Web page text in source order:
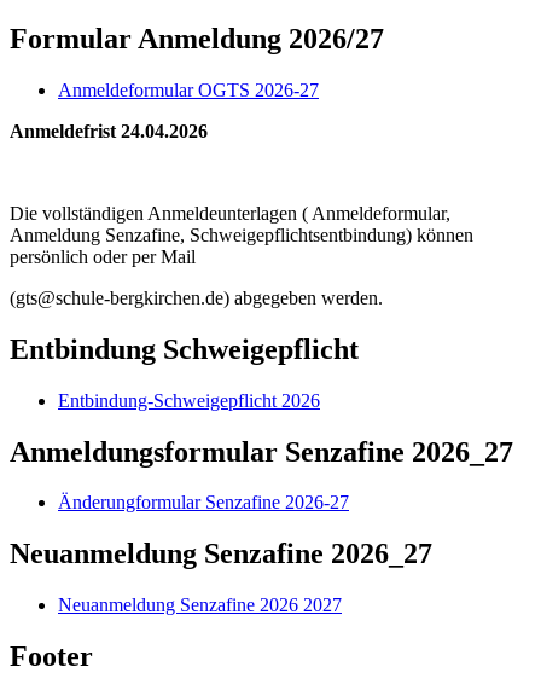
Formular Anmeldung 2026/27
Anmeldeformular OGTS 2026-27
Anmeldefrist 24.04.2026
Die vollständigen Anmeldeunterlagen ( Anmeldeformular,
Anmeldung Senzafine, Schweigepflichtsentbindung) können
persönlich oder per Mail
(gts@schule-bergkirchen.de) abgegeben werden.
Entbindung Schweigepflicht
Entbindung-Schweigepflicht 2026
Anmeldungsformular Senzafine 2026_27
Änderungformular Senzafine 2026-27
Neuanmeldung Senzafine 2026_27
Neuanmeldung Senzafine 2026 2027
Footer